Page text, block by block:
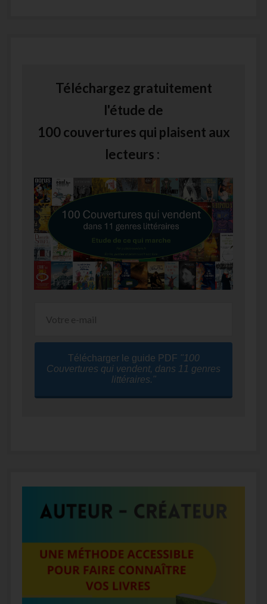
Téléchargez gratuitement
l'étude de
100 couvertures qui plaisent aux
lecteurs :
Télécharger le guide PDF "100
Couvertures qui vendent, dans 11 genres
littéraires."